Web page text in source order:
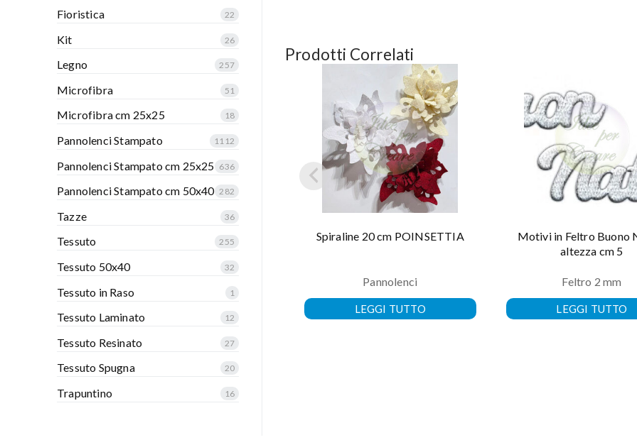
Prodotti Correlati
Spiraline 20 cm POINSETTIA
Pannolenci
LEGGI TUTTO
Motivi in Feltro Buono
altezza cm 5
Feltro 2 mm
LEGGI TUTTO
Fioristica 22
Kit 26
Legno 257
Microfibra 51
Microfibra cm 25x25 18
Pannolenci Stampato 1112
Pannolenci Stampato cm 25x25 636
Pannolenci Stampato cm 50x40 282
Tazze 36
Tessuto 255
Tessuto 50x40 32
Tessuto in Raso 1
Tessuto Laminato 12
Tessuto Resinato 27
Tessuto Spugna 20
Trapuntino 16